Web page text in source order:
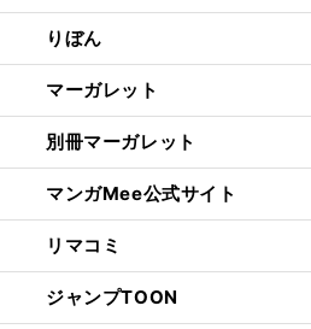
りぼん
マーガレット
別冊マーガレット
マンガMee公式サイト
リマコミ
ジャンプTOON